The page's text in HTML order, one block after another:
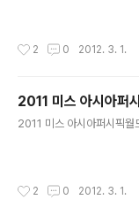
2 0 2012. 3. 1.
2011 미스 아시아퍼
2011 미스 아시아퍼시픽월
2 0 2012. 3. 1.